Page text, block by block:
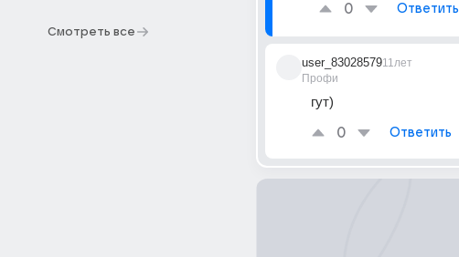
Смотреть все
0 Ответить
user_83028579
Профи
11лет
гут)
0 Ответить